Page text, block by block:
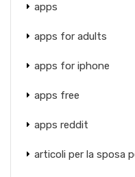
apps
apps for adults
apps for iphone
apps free
apps reddit
articoli per la sposa